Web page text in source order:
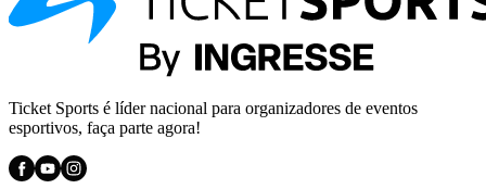
Ticket Sports é líder nacional para organizadores de eventos
esportivos, faça parte agora!